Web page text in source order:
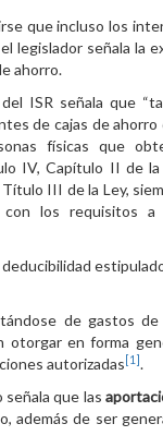
que incluso los
legislador señala la
ahorro.
ISR señala que
de cajas de ahorro
físicas que
IV, Capítulo II de
III de la Ley,
los requisitos
de gastos de
otorgar en forma
autorizadas [1] .
señala que las
además de ser